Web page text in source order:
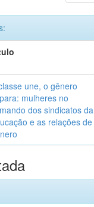
une, o gênero
mulheres no
dos sindicatos da
e as relações de